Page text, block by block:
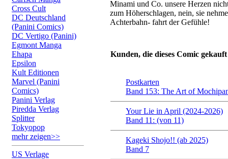
Cross Cult
DC Deutschland
(Panini Comics)
DC Vertigo (Panini)
Egmont Manga
Ehapa
Epsilon
Kult Editionen
Marvel (Panini
Comics)
Panini Verlag
Piredda Verlag
Splitter
Tokyopop
mehr zeigen>>
US Verlage
Minami und Co. unsere Herzen
zum Höherschlagen, nein, sie
Achterbahn- fahrt der Gefühle!
Kunden, die dieses Comic
Postkarten
Band 153: The Art of
Your Lie in April (2024-2026)
Band 11: (von 11)
Kageki Shojo!! (ab 2025)
Band 7